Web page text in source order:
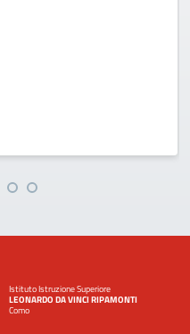
Istituto Istruzione Superiore
LEONARDO DA VINCI RIPAMONTI
Como